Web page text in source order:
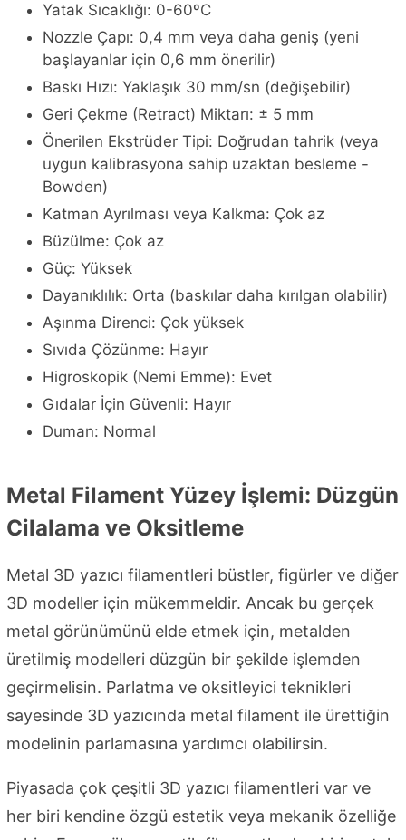
Yatak Sıcaklığı: 0-60ºC
Nozzle Çapı: 0,4 mm veya daha geniş (yeni
başlayanlar için 0,6 mm önerilir)
Baskı Hızı: Yaklaşık 30 mm/sn (değişebilir)
Geri Çekme (Retract) Miktarı: ± 5 mm
Önerilen Ekstrüder Tipi: Doğrudan tahrik (veya
uygun kalibrasyona sahip uzaktan besleme -
Bowden)
Katman Ayrılması veya Kalkma: Çok az
Büzülme: Çok az
Güç: Yüksek
Dayanıklılık: Orta (baskılar daha kırılgan olabilir)
Aşınma Direnci: Çok yüksek
Sıvıda Çözünme: Hayır
Higroskopik (Nemi Emme): Evet
Gıdalar İçin Güvenli: Hayır
Duman: Normal
Metal Filament Yüzey İşlemi: Düzgün
Cilalama ve Oksitleme
Metal 3D yazıcı filamentleri büstler, figürler ve diğer
3D modeller için mükemmeldir. Ancak bu gerçek
metal görünümünü elde etmek için, metalden
üretilmiş modelleri düzgün bir şekilde işlemden
geçirmelisin. Parlatma ve oksitleyici teknikleri
sayesinde 3D yazıcında metal filament ile ürettiğin
modelinin parlamasına yardımcı olabilirsin.
Piyasada çok çeşitli 3D yazıcı filamentleri var ve
her biri kendine özgü estetik veya mekanik özelliğe